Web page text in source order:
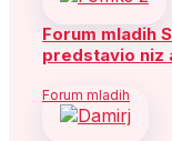
Forum mladih
predstavio niz
Forum mladih